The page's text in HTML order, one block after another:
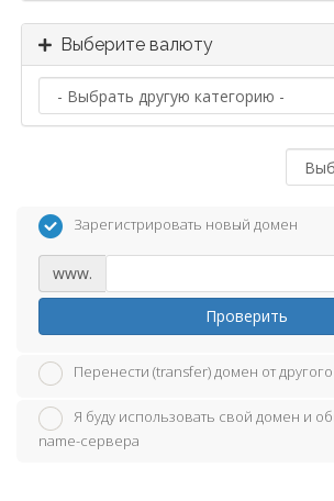
Выберите валюту
Зарегистрировать новый домен
www.
Проверить
Перенести (transfer) домен от
Я буду использовать свой домен и
name-сервера